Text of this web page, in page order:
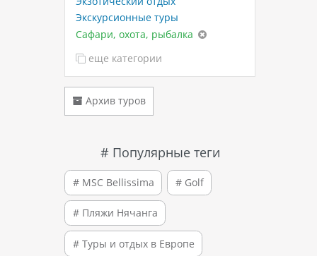
Экскурсионные туры
Сафари, охота, рыбалка
еще категории
Архив туров
# Популярные теги
# MSC Bellissima # Golf
# Пляжи Нячанга
# Туры и отдых в Европе